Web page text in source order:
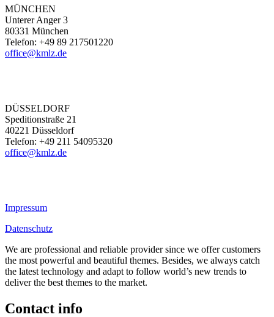
MÜNCHEN
Unterer Anger 3
80331 München
Telefon: +49 89 217501220
office@kmlz.de
DÜSSELDORF
Speditionstraße 21
40221 Düsseldorf
Telefon: +49 211 54095320
office@kmlz.de
Impressum
Datenschutz
We are professional and reliable provider since we offer customers
the most powerful and beautiful themes. Besides, we always catch
the latest technology and adapt to follow world’s new trends to
deliver the best themes to the market.
Contact info